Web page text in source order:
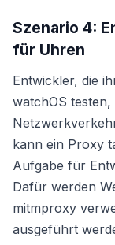
Szenario 4:
für Uhren
Entwickler, die
watchOS
kann ein Proxy
Aufgabe für
Dafür werden
mitmproxy
ausgeführt